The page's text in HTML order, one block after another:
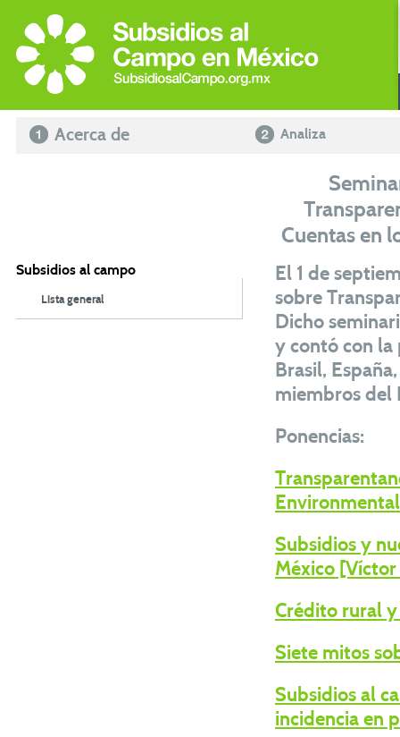
Acerca de Analiza
Cuentas en
Subsidios al campo
Lista general
El 1 de
sobre
Dicho
y contó con la
Brasil,
miembros del
Ponencias:
Subsidios y
México
Crédito rural
Siete mitos
Subsidios al
incidencia en